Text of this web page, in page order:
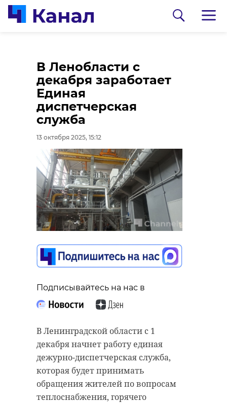
В Ленобласти с
декабря заработает
Единая
диспетчерская
служба
13 октября 2025, 15:12
Подписывайтесь на нас в
В Ленинградской области с 1
декабря начнет работу единая
дежурно-диспетчерская служба,
которая будет принимать
обращения жителей по вопросам
теплоснабжения, горячего
В Киришах мужчина
убил собутыльника и
изнасиловал его
жену
13 октября 2025, 14:45
в изнасиловании и умышленном
причинение тяжкого вреда
здоровью после застолья в
Киришах (Ленобласть). Сразу два
преступления произошли
накануне, 9 октября.